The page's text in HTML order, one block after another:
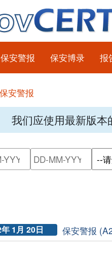
保安警报 保安博录 报
保安警报
我们应使用最新版本
请输入搜索日期范请
1月 20日 保安警报